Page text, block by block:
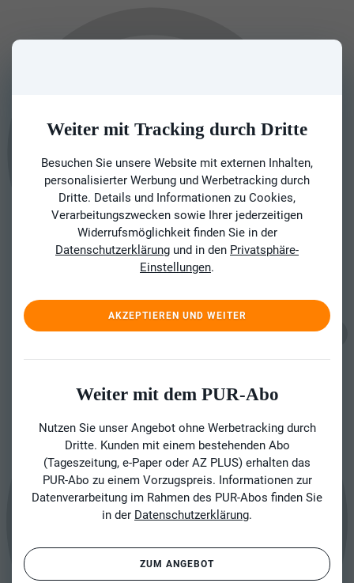
Weiter mit Tracking durch Dritte
Besuchen Sie unsere Website mit externen Inhalten,
personalisierter Werbung und Werbetracking durch
Dritte. Details und Informationen zu Cookies,
Verarbeitungszwecken sowie Ihrer jederzeitigen
Widerrufsmöglichkeit finden Sie in der
Datenschutzerklärung und in den Privatsphäre-
Einstellungen.
AKZEPTIEREN UND WEITER
Weiter mit dem PUR-Abo
Nutzen Sie unser Angebot ohne Werbetracking durch
Dritte. Kunden mit einem bestehenden Abo
(Tageszeitung, e-Paper oder AZ PLUS) erhalten das
PUR-Abo zu einem Vorzugspreis. Informationen zur
Datenverarbeitung im Rahmen des PUR-Abos finden Sie
in der Datenschutzerklärung.
ZUM ANGEBOT